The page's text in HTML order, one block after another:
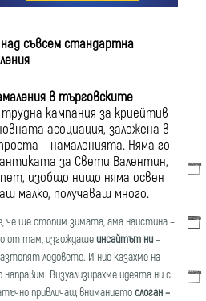
съвсем стандартна
в търговските
кампания за криейтив
асоциация, заложена в
– намаленията. Няма го
за Свети Валентин,
изобщо нищо няма освен
малко, получаваш много.
че ще стопим зимата, ама наистина –
от там, изгождашеинсайтът ни–
ледовете. И ние казахме на
Визуализирахме идеята ни с
привличащ вниманиетослоган –